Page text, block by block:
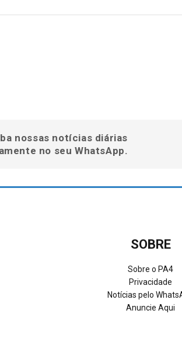
nossas notícias diárias
no seu WhatsApp.
SOBRE
Sobre o PA4
Privacidade
Notícias pelo
Anuncie Aqui